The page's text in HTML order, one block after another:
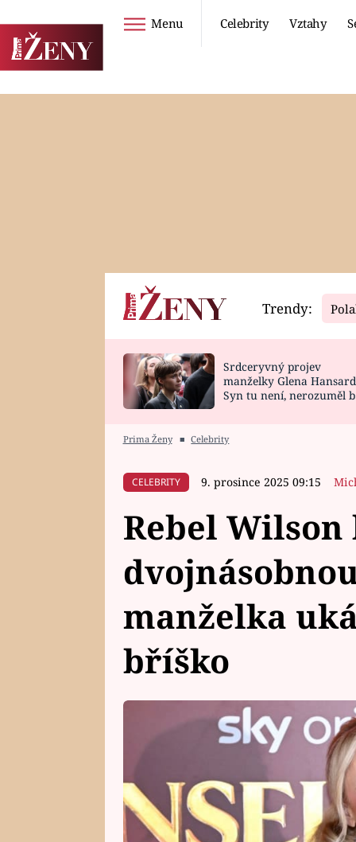
Menu Celebrity Vztahy
Horoskopy
HOROSKOP NA
Video
CELEBRITY
VAŘENÍ
Trendy:
Srdceryvný projev
manželky Glena
Syn tu není, nerozuměl
Prima Ženy ■ Celebrity
CELEBRITY 9. prosince 2025 09:15
Rebel Wilson
manželka
bříško